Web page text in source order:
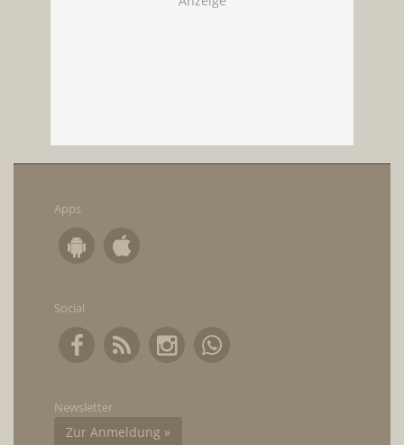
Apps
Social
Newsletter
Zur Anmeldung »